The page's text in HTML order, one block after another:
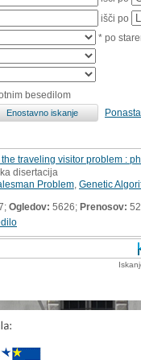
išči po
* po
besedilom
traveling visitor problem :
disertacija
Problem,Genetic
Ogledov: 5626; Prenosov: 52